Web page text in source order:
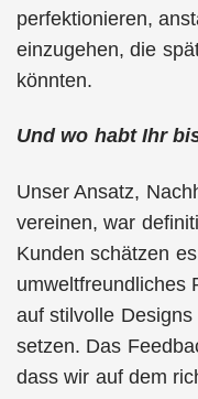
perfektionieren,
einzugehen, die
könnten.
Und wo habt Ihr
Unser Ansatz,
vereinen, war
Kunden schätzen
umweltfreundliches
auf stilvolle
setzen. Das
dass wir auf dem